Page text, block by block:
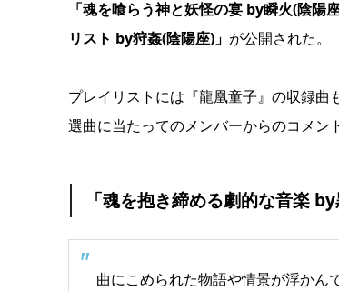
「魂を喰らう神と妖怪の宴 by瞬火(陰陽座
リスト by狩姦(陰陽座)」 が公開された。
プレイリストには『龍凰童子』の収録曲
選曲に当たってのメンバーからのコメン
「魂を抱き締める劇的な音楽
曲にこめられた物語や情景が浮かん